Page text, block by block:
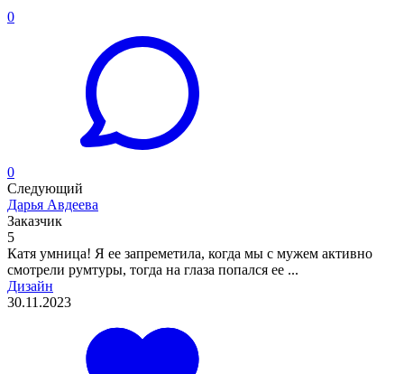
0
0
Следующий
Дарья Авдеева
Заказчик
5
Катя умница! Я ее запреметила, когда мы с мужем активно
смотрели румтуры, тогда на глаза попался ее ...
Дизайн
30.11.2023